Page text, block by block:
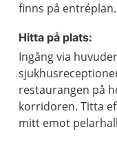
finns på entréplan.
Hitta på plats:
Ingång via
restaurangen på
korridoren. Titta
mitt emot